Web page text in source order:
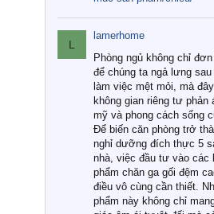
L
lamerhome
Phòng ngủ không chỉ
để chúng ta ngả lưng
làm việc mệt mỏi, mà
không gian riêng tư phản
mỹ và phong cách sống
Để biến căn phòng trở
nghỉ dưỡng đích thực 5
nhà, việc đầu tư vào các
phẩm chăn ga gối đệm
điều vô cùng cần thiết.
phẩm này không chỉ